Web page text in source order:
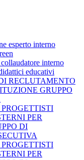
esperto interno
interno
educativi
RECLUTAMENTO
GRUPPO
PER
DI
PER